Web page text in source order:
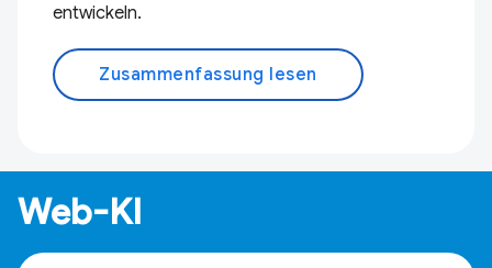
entwickeln.
Zusammenfassung lesen
Web-KI